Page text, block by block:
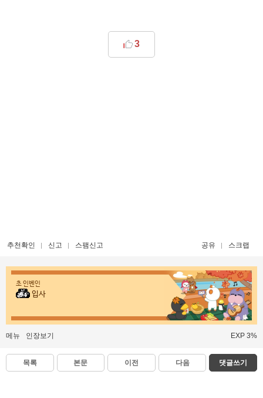
3
추천확인 신고 스팸신고 공유 스크랩
초 인벤인
입사
메뉴 인장보기 EXP 3%
목록 본문 이전 다음 댓글쓰기